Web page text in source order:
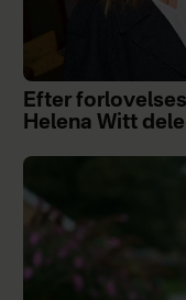
Efter
Helena Witt